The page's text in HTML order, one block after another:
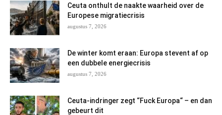
Ceuta onthult de naakte waarheid over de
Europese migratiecrisis
augustus 7, 2026
De winter komt eraan: Europa stevent af op
een dubbele energiecrisis
augustus 7, 2026
Ceuta-indringer zegt “Fuck Europa“ – en dan
gebeurt dit